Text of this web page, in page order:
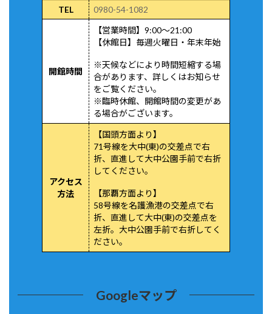
TEL
0980-54-1082
開館時間
【営業時間】9:00～21:00
【休館日】毎週火曜日・年末年始
※天候などにより時間短縮する場
合があります、詳しくはお知らせ
をご覧ください。
※臨時休館、開館時間の変更があ
る場合がございます。
アクセス
方法
【国頭方面より】
71号線を大中(東)の交差点で右
折、直進して大中公園手前で右折
してください。
【那覇方面より】
58号線を名護漁港の交差点で右
折、直進して大中(東)の交差点を
左折。大中公園手前で右折してく
ださい。
Googleマップ